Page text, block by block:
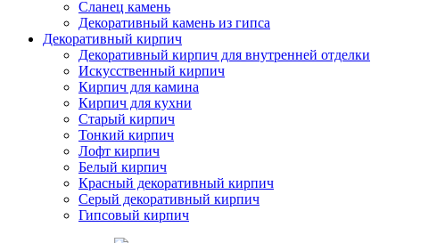
Сланец камень
Декоративный камень из гипса
Декоративный кирпич
Декоративный кирпич для внутренней отделки
Искусственный кирпич
Кирпич для камина
Кирпич для кухни
Старый кирпич
Тонкий кирпич
Лофт кирпич
Белый кирпич
Красный декоративный кирпич
Серый декоративный кирпич
Гипсовый кирпич